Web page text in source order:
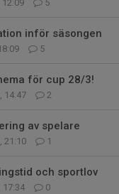
12:09 5
inför säsongen
5
för cup 28/3!
14:47 2
av spelare
21:10 1
och sportlov
17:34 0